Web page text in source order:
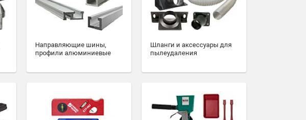
Направляющие шины,
профили алюминиевые
Шланги и аксессуары для
пылеудаления